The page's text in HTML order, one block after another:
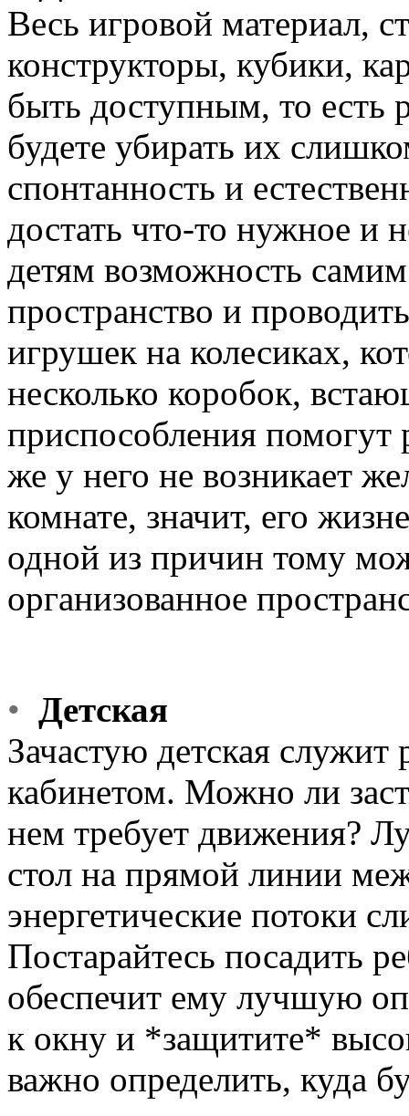
Весь игровой материал,
конструкторы, кубики,
быть доступным, то есть
будете убирать их
спонтанность и
достать что-то нужное и
детям возможность
пространство и
игрушек на колесиках,
несколько коробок,
приспособления
же у него не возникает
комнате, значит, его
одной из причин тому
организованное
• Детская
Зачастую детская служит
кабинетом. Можно ли
нем требует движения?
стол на прямой линии
энергетические потоки
Постарайтесь посадить
обеспечит ему лучшую
к окну и *защитите*
важно определить, куда